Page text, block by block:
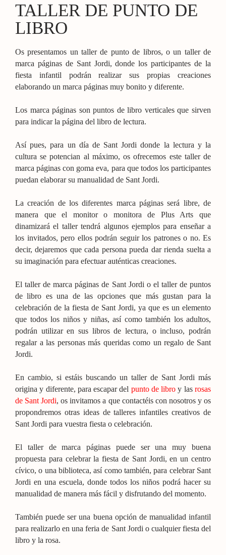
TALLER DE PUNTO DE
LIBRO
Os presentamos un taller de punto de libros, o un taller de
marca páginas de Sant Jordi, donde los participantes de la
fiesta infantil podrán realizar sus propias creaciones
elaborando un marca páginas muy bonito y diferente.
Los marca páginas son puntos de libro verticales que sirven
para indicar la página del libro de lectura.
Así pues, para un día de Sant Jordi donde la lectura y la
cultura se potencian al máximo, os ofrecemos este taller de
marca páginas con goma eva, para que todos los participantes
puedan elaborar su manualidad de Sant Jordi.
La creación de los diferentes marca páginas será libre, de
manera que el monitor o monitora de Plus Arts que
dinamizará el taller tendrá algunos ejemplos para enseñar a
los invitados, pero ellos podrán seguir los patrones o no. Es
decir, dejaremos que cada persona pueda dar rienda suelta a
su imaginación para efectuar auténticas creaciones.
El taller de marca páginas de Sant Jordi o el taller de puntos
de libro es una de las opciones que más gustan para la
celebración de la fiesta de Sant Jordi, ya que es un elemento
que todos los niños y niñas, así como también los adultos,
podrán utilizar en sus libros de lectura, o incluso, podrán
regalar a las personas más queridas como un regalo de Sant
Jordi.
En cambio, si estáis buscando un taller de Sant Jordi más
origina y diferente, para escapar del punto de libro y lasrosas
de Sant Jordi, os invitamos a que contactéis con nosotros y os
propondremos otras ideas de talleres infantiles creativos de
Sant Jordi para vuestra fiesta o celebración.
El taller de marca páginas puede ser una muy buena
propuesta para celebrar la fiesta de Sant Jordi, en un centro
cívico, o una biblioteca, así como también, para celebrar Sant
Jordi en una escuela, donde todos los niños podrá hacer su
manualidad de manera más fácil y disfrutando del momento.
También puede ser una buena opción de manualidad infantil
para realizarlo en una feria de Sant Jordi o cualquier fiesta del
libro y la rosa.